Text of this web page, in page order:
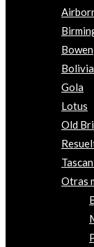
Bowen
Bolivia
Gola
Lotus
Old
Otras